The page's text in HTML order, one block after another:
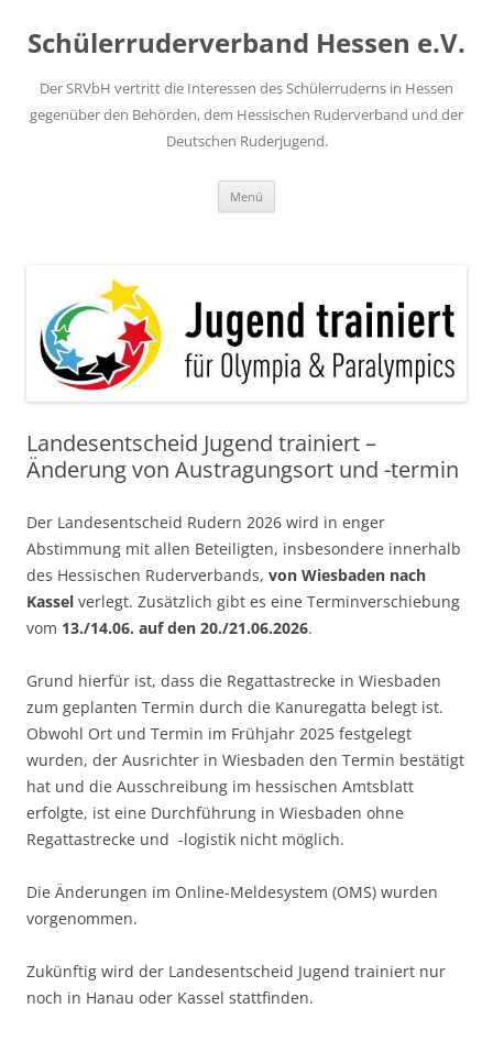
springen
Schülerruderverband Hessen e.V.
Der SRVbH vertritt die Interessen des Schülerruderns in Hessen
gegenüber den Behörden, dem Hessischen Ruderverband und der
Deutschen Ruderjugend.
Menü
Landesentscheid Jugend trainiert –
Änderung von Austragungsort und -termin
Der Landesentscheid Rudern 2026 wird in enger
Abstimmung mit allen Beteiligten, insbesondere innerhalb
des Hessischen Ruderverbands, von Wiesbaden nach
Kassel verlegt. Zusätzlich gibt es eine Terminverschiebung
vom 13./14.06. auf den 20./21.06.2026.
Grund hierfür ist, dass die Regattastrecke in Wiesbaden
zum geplanten Termin durch die Kanuregatta belegt ist.
Obwohl Ort und Termin im Frühjahr 2025 festgelegt
wurden, der Ausrichter in Wiesbaden den Termin bestätigt
hat und die Ausschreibung im hessischen Amtsblatt
erfolgte, ist eine Durchführung in Wiesbaden ohne
Regattastrecke und -logistik nicht möglich.
Die Änderungen im Online-Meldesystem (OMS) wurden
vorgenommen.
Zukünftig wird der Landesentscheid Jugend trainiert nur
noch in Hanau oder Kassel stattfinden.